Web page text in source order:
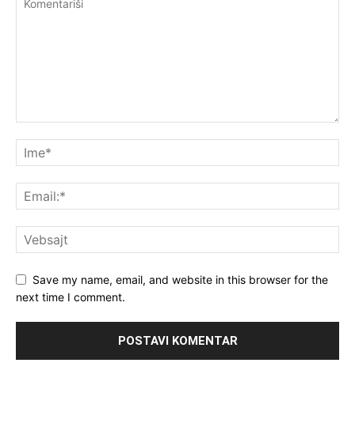
Save my name, email, and website in this browser for the
next time I comment.